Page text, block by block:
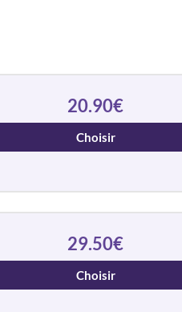
20.90€
Choisir
29.50€
Choisir